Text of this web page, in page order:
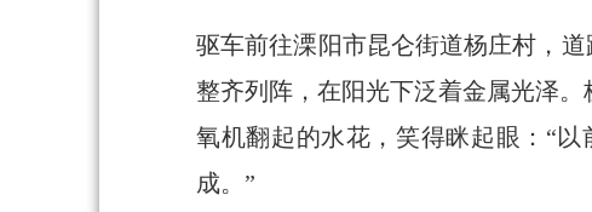
驱车前往溧阳市昆仑街道杨庄村，
整齐列阵，在阳光下泛着金属光泽
氧机翻起的水花，笑得眯起眼：“
成。”